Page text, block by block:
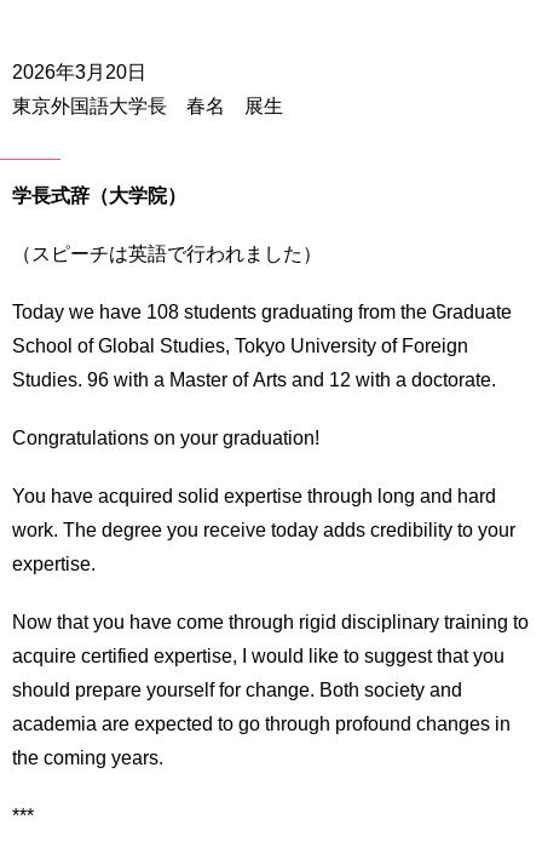
2026年3月20日
東京外国語大学長 春名 展生
学長式辞（大学院）
（スピーチは英語で行われました）
Today we have 108 students graduating from the Graduate
School of Global Studies, Tokyo University of Foreign
Studies. 96 with a Master of Arts and 12 with a doctorate.
Congratulations on your graduation!
You have acquired solid expertise through long and hard
work. The degree you receive today adds credibility to your
expertise.
Now that you have come through rigid disciplinary training to
acquire certified expertise, I would like to suggest that you
should prepare yourself for change. Both society and
academia are expected to go through profound changes in
the coming years.
***